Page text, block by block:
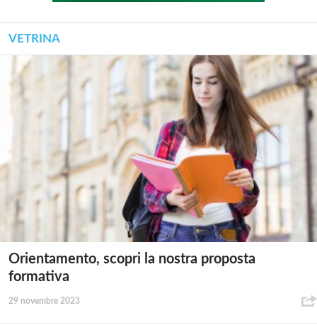
VETRINA
Orientamento, scopri la nostra proposta
formativa
29 novembre 2023